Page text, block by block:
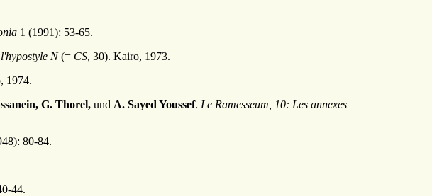
1 (1991): 53-65.
N(= CS, 30). Kairo, 1973.
1974.
G. Thorel, und A. Sayed Youssef. Le Ramesseum, 10: Les annexes
80-84.
44.